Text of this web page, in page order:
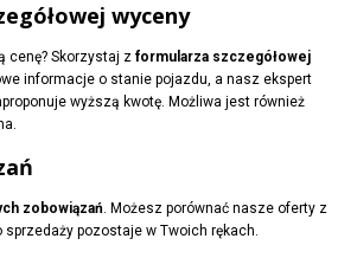
wyceny
cenę? Skorzystaj z formularza szczegółowej
informacje o stanie pojazdu, a nasz ekspert
wyższą kwotę. Możliwa jest również
zobowiązań. Możesz porównać nasze oferty z
sprzedaży pozostaje w Twoich rękach.